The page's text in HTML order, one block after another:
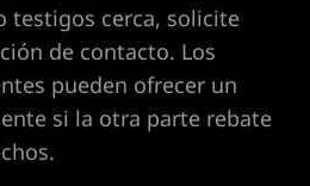
testigos cerca, solicite
de contacto. Los
pueden ofrecer un
si la otra parte rebate